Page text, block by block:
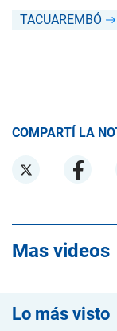
TACUAREMBÓ
COMPARTÍ LA
Mas videos
Lo más visto